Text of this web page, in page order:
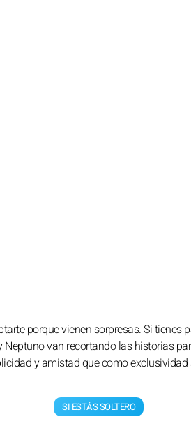
porque vienen sorpresas. Si tienes
van recortando las historias
y amistad que como
SI ESTÁS SOLTERO